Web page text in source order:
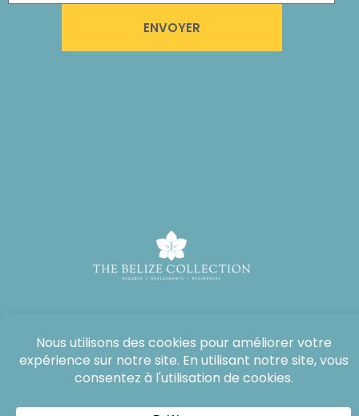
ENVOYER
Tous droits réservés : The Lodge at Jaguar Reef, 2026®.